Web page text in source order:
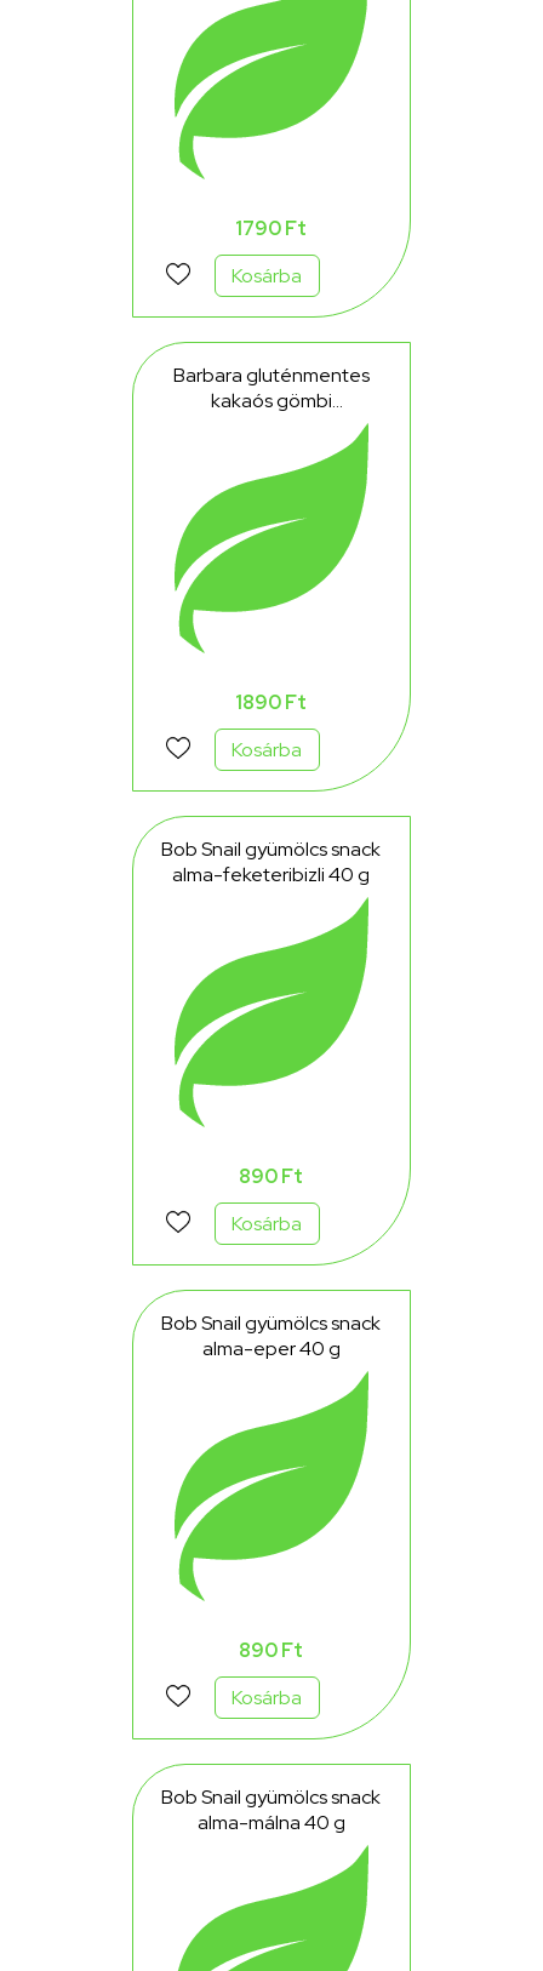
1790 Ft
Kosárba
Barbara gluténmentes
kakaós gömbi
kakaókrémmel töltött
kakaós omlós sütemény
150 g
1890 Ft
Kosárba
Bob Snail gyümölcs snack
alma-feketeribizli 40 g
890 Ft
Kosárba
Bob Snail gyümölcs snack
alma-eper 40 g
890 Ft
Kosárba
Bob Snail gyümölcs snack
alma-málna 40 g